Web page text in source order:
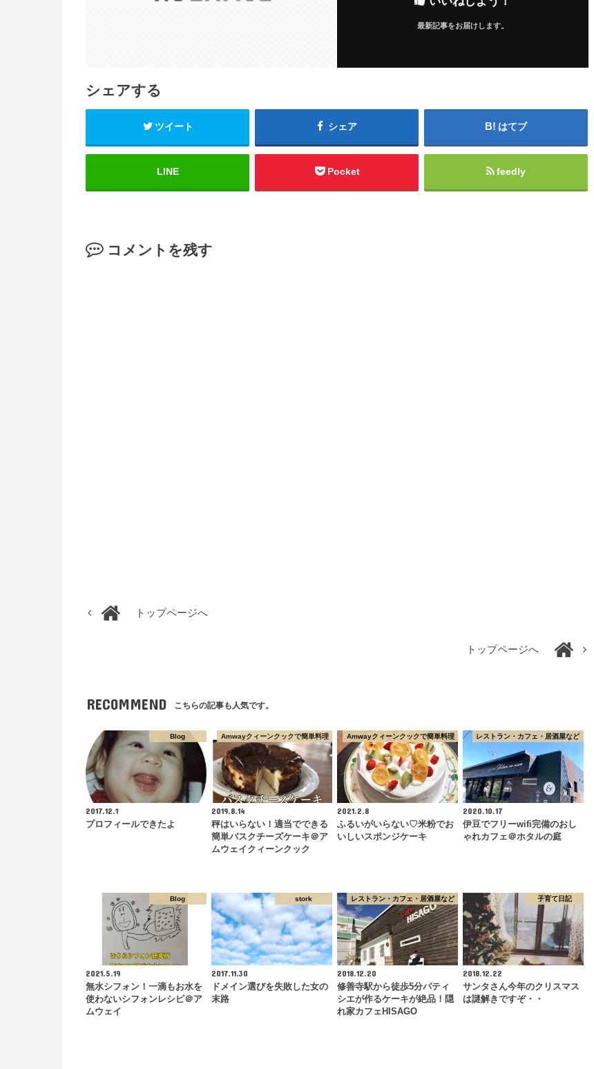
最新記事をお届けします。
シェアする
ツイート シェア はてブ
LINE Pocket feedly
コメントを残す
トップページへ
トップページへ
RECOMMEND こちらの記事も人気です。
Blog
2017.12.1
プロフィールできたよ
Amwayクィーンクックで簡単料理
2019.8.14
秤はいらない！適当でできる
簡単バスクチーズケーキ＠ア
ムウェイクィーンクック
Amwayクィーンクックで簡単料理
2021.2.8
ふるいがいらない♡米粉でお
いしいスポンジケーキ
レストラン・カフェ・居酒屋など
2020.10.17
伊豆でフリーwifi完備のおし
ゃれカフェ＠ホタルの庭
Blog
2021.5.19
無水シフォン！一滴もお水を
使わないシフォンレシピ＠ア
ムウェイ
stork
2017.11.30
ドメイン選びを失敗した女の
末路
レストラン・カフェ・居酒屋など
2018.12.20
修善寺駅から徒歩5分パティ
シエが作るケーキが絶品！隠
れ家カフェHISAGO
子育て日記
2018.12.22
サンタさん今年のクリスマス
は謎解きですぞ・・